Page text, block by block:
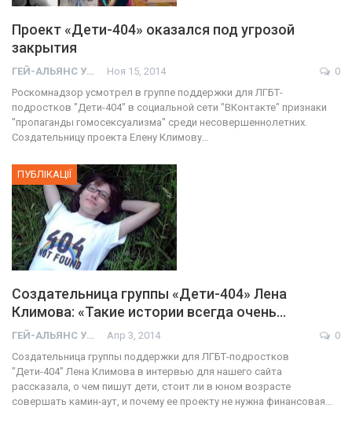
Проект «Дети-404» оказался под угрозой
закрытия
ГЕЙ-АЛЬЯНС УКРАИНА Ноя 15, 2014
0
Роскомнадзор усмотрел в группе поддержки для ЛГБТ-
подростков "Дети-404" в социальной сети "ВКонтакте" признаки
"пропаганды гомосексуализма" среди несовершеннолетних.
Создательницу проекта Елену Климову…
ПУБЛІКАЦІЇ
Создательница группы «Дети-404» Лена
Климова: «Такие истории всегда очень…
ГЕЙ-АЛЬЯНС УКРАИНА Апр 3, 2014
0
Создательница группы поддержки для ЛГБТ-подростков
"Дети-404" Лена Климова в интервью для нашего сайта
рассказала, о чем пишут дети, стоит ли в юном возрасте
совершать камин-аут, и почему ее проекту не нужна финансовая…